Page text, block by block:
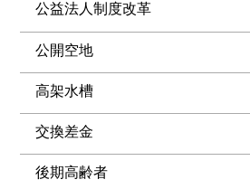
公益法人制度改革
公開空地
高架水槽
交換差金
後期高齢者